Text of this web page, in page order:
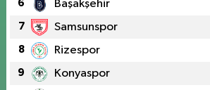
6 Başakşehir
7 Samsunspor
8 Rizespor
9 Konyaspor